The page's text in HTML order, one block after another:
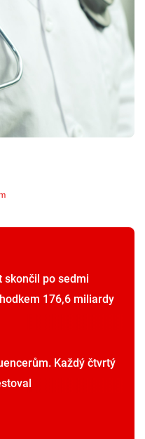
skončil po sedmi
176,6 miliardy
Každý čtvrtý